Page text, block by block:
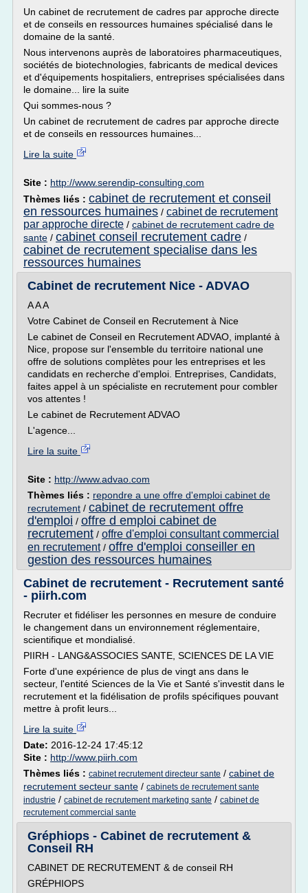
Un cabinet de recrutement de cadres par approche directe
et de conseils en ressources humaines spécialisé dans le
domaine de la santé.
Nous intervenons auprès de laboratoires pharmaceutiques,
sociétés de biotechnologies, fabricants de medical devices
et d'équipements hospitaliers, entreprises spécialisées dans
le domaine... lire la suite
Qui sommes-nous ?
Un cabinet de recrutement de cadres par approche directe
et de conseils en ressources humaines...
Lire la suite
Site : http://www.serendip-consulting.com
Thèmes liés : cabinet de recrutement et conseil
en ressources humaines / cabinet de recrutement
par approche directe / cabinet de recrutement cadre de
sante / cabinet conseil recrutement cadre /
cabinet de recrutement specialise dans les
ressources humaines
Cabinet de recrutement Nice - ADVAO
A A A
Votre Cabinet de Conseil en Recrutement à Nice
Le cabinet de Conseil en Recrutement ADVAO, implanté à
Nice, propose sur l'ensemble du territoire national une
offre de solutions complètes pour les entreprises et les
candidats en recherche d'emploi. Entreprises, Candidats,
faites appel à un spécialiste en recrutement pour combler
vos attentes !
Le cabinet de Recrutement ADVAO
L'agence...
Lire la suite
Site : http://www.advao.com
Thèmes liés : repondre a une offre d'emploi cabinet de
recrutement / cabinet de recrutement offre
d'emploi / offre d emploi cabinet de
recrutement / offre d'emploi consultant commercial
en recrutement/ offre d'emploi conseiller en
gestion des ressources humaines
Cabinet de recrutement - Recrutement santé
- piirh.com
Recruter et fidéliser les personnes en mesure de conduire
le changement dans un environnement réglementaire,
scientifique et mondialisé.
PIIRH - LANG&ASSOCIES SANTE, SCIENCES DE LA VIE
Forte d'une expérience de plus de vingt ans dans le
secteur, l'entité Sciences de la Vie et Santé s'investit dans le
recrutement et la fidélisation de profils spécifiques pouvant
mettre à profit leurs...
Lire la suite
Date: 2016-12-24 17:45:12
Site : http://www.piirh.com
Thèmes liés : cabinet recrutement directeur sante / cabinet de
recrutement secteur sante / cabinets de recrutement sante
industrie / cabinet de recrutement marketing sante / cabinet de
recrutement commercial sante
Gréphiops - Cabinet de recrutement &
Conseil RH
CABINET DE RECRUTEMENT & de conseil RH
GRÉPHIOPS